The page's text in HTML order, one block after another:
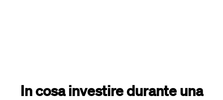
In cosa investire durante una